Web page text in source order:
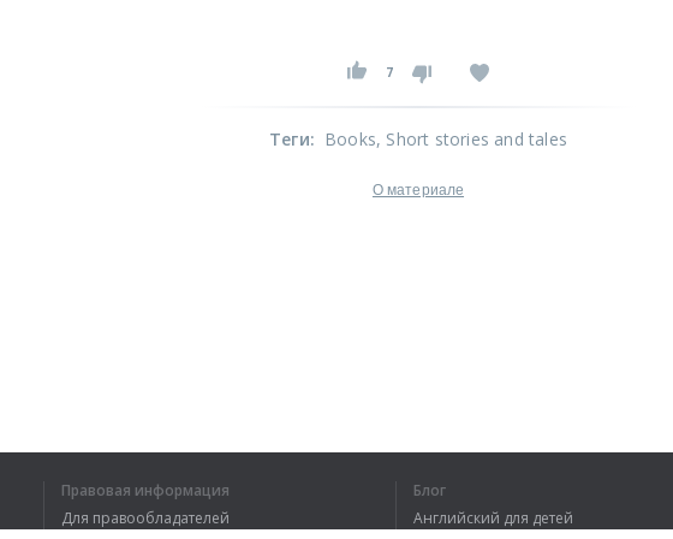
7
Теги: Books, Short stories and tales
О материале
Правовая информация
Для правообладателей
Блог
Английский для детей